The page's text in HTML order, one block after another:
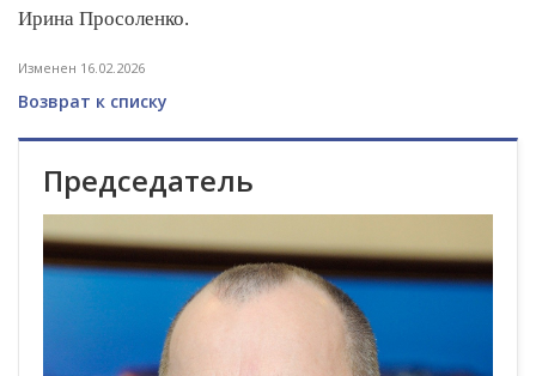
Ирина Просоленко.
Изменен 16.02.2026
Возврат к списку
Председатель